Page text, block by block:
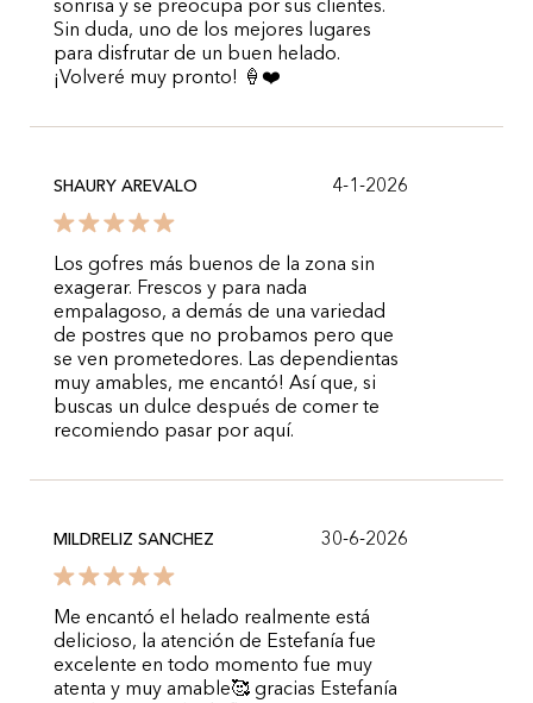
sonrisa y se preocupa por sus clientes.
Sin duda, uno de los mejores lugares
para disfrutar de un buen helado.
¡Volveré muy pronto! 🍦❤️
SHAURY AREVALO 4-1-2026
Los gofres más buenos de la zona sin
exagerar. Frescos y para nada
empalagoso, a demás de una variedad
de postres que no probamos pero que
se ven prometedores. Las dependientas
muy amables, me encantó! Así que, si
buscas un dulce después de comer te
recomiendo pasar por aquí.
MILDRELIZ SANCHEZ 30-6-2026
Me encantó el helado realmente está
delicioso, la atención de Estefanía fue
excelente en todo momento fue muy
atenta y muy amable🥰 gracias Estefanía